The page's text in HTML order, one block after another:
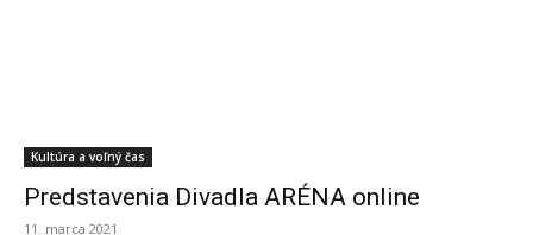
Kultúra a voľný čas
Predstavenia Divadla ARÉNA online
11. marca 2021